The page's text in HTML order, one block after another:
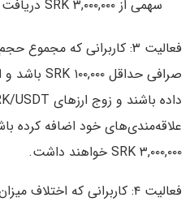
سهمی از ۳,۰۰۰,۰۰۰ SRK دریافت خواهند کرد.
فعالیت ۳: کاربرانی که
علاقه‌مندی‌های خود اضافه کرده
۳,۰۰۰,۰۰۰ SRK خواهند داشت.
فعالیت ۴: کاربرانی که